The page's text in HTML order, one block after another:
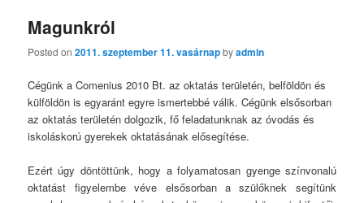
Magunkról
Posted on2011. szeptember 11. vasárnapbyadmin
Cégünk a Comenius 2010 Bt. az oktatás területén, belföldön és
külföldön is egyaránt egyre ismertebbé válik. Cégünk elsősorban
az oktatás területén dolgozik, fő feladatunknak az óvodás és
iskoláskorú gyerekek oktatásának elősegítése.
Ezért úgy döntöttünk, hogy a folyamatosan gyenge színvonalú
oktatást figyelembe véve elsősorban a szülőknek segítünk